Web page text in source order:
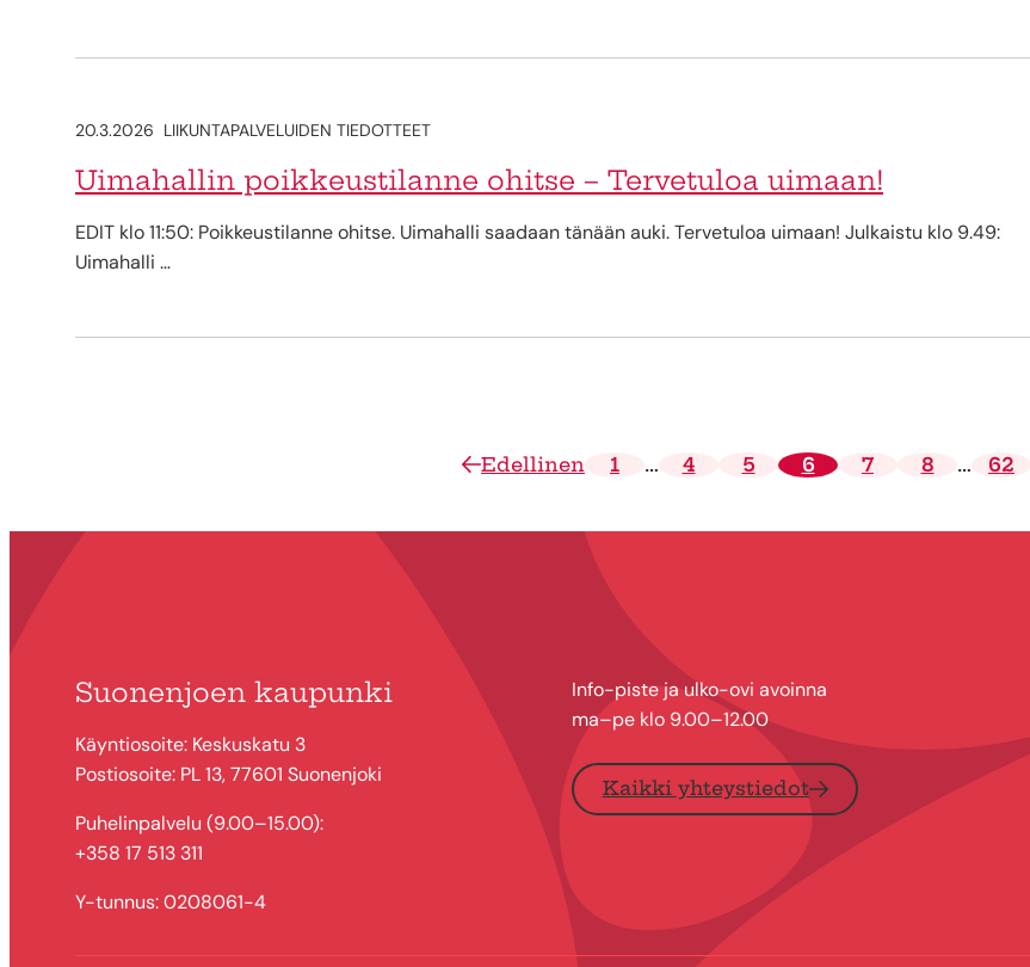
20.3.2026 LIIKUNTAPALVELUIDEN TIEDOTTEET
Uimahallin poikkeustilanne ohitse – Tervetuloa uimaan!
EDIT klo 11:50: Poikkeustilanne ohitse. Uimahalli saadaan tänään auki. Tervetuloa uimaan! Julkaistu klo 9.49:
Uimahalli …
Edellinen 1 … 4 5 6 7 8 … 62
Suonenjoen kaupunki
Käyntiosoite: Keskuskatu 3
Postiosoite: PL 13, 77601 Suonenjoki
Puhelinpalvelu (9.00–15.00):
+358 17 513 311
Y-tunnus: 0208061-4
Info-piste ja ulko-ovi avoinna
ma–pe klo 9.00–12.00
Kaikki yhteystiedot